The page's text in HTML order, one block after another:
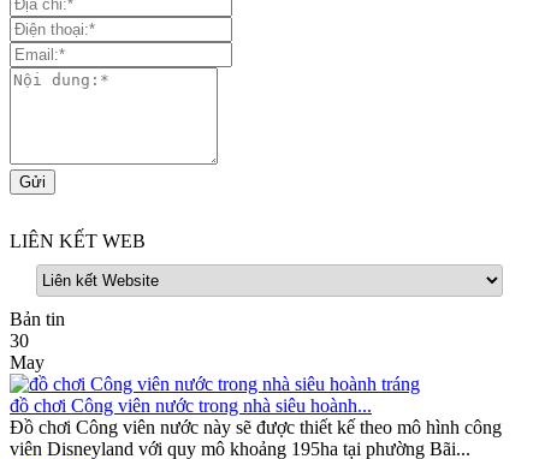
LIÊN KẾT WEB
Bản tin
30
May
đồ chơi Công viên nước trong nhà siêu hoành...
Đồ chơi Công viên nước này sẽ được thiết kế theo mô hình công
viên Disneyland với quy mô khoảng 195ha tại phường Bãi...